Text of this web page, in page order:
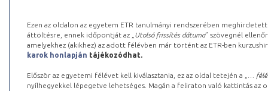
Ezen az oldalon az egyetem ETR tanulmányi rendszerében
áttöltésre, ennek időpontját az „ Utolsó frissítés dátuma” szövegnél
amelyekhez (akikhez) az adott félévben már történt az ETR-ben
karok honlapján tájékozódhat.
Először az egyetemi félévet kell kiválasztania, ez az oldal tetején a „
…
nyílhegyekkel lépegetve lehetséges. Magán a feliraton való kattintás az